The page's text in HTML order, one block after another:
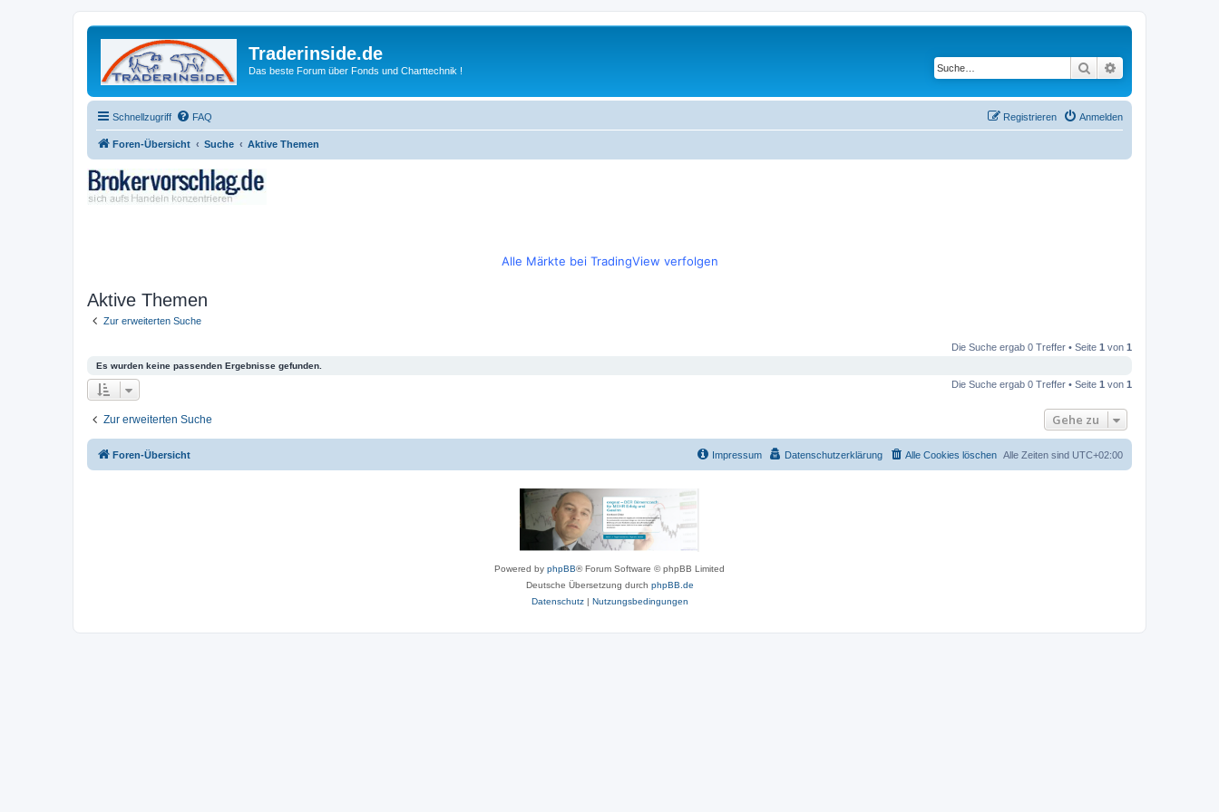
Traderinside.de
Das beste Forum über Fonds und Charttechnik ! Suche
Schnellzugriff FAQ Anmelden
Registrieren
Foren-Übersicht Suche Aktive Themen
Alle Märkte bei TradingView verfolgen
Aktive Themen
Zur erweiterten Suche
Die Suche ergab 0 Treffer • Seite 1 von 1
Es wurden keine passenden Ergebnisse gefunden.
Die Suche ergab 0 Treffer • Seite 1 von 1
Zur erweiterten Suche Gehe zu
Foren-Übersicht Alle Zeiten sind UTC+02:00
Alle Cookies löschen
Datenschutzerklärung
Impressum
Powered by phpBB® Forum Software © phpBB Limited
Deutsche Übersetzung durch phpBB.de
Datenschutz| Nutzungsbedingungen